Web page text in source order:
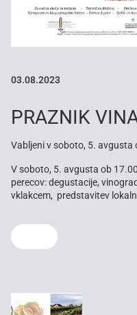
03.08.2023
PRAZNIK
Vabljeni v soboto, 5. avgusta
V soboto, 5. avgusta ob
perecov: degustacije,
vklakcem, predstavitev